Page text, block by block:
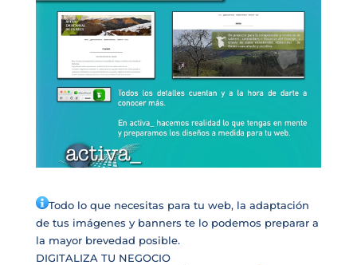
Todo lo que necesitas para tu web, la adaptación
de tus imágenes y banners te lo podemos preparar a
la mayor brevedad posible.
DIGITALIZA TU NEGOCIO